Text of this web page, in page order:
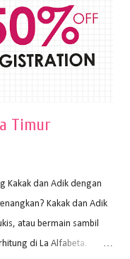
plakat, yaitu: Sapuan
seluruh bagian
Timur
dan Adik dengan
Kakak dan Adik
atau bermain sambil
di La Alfabeta.